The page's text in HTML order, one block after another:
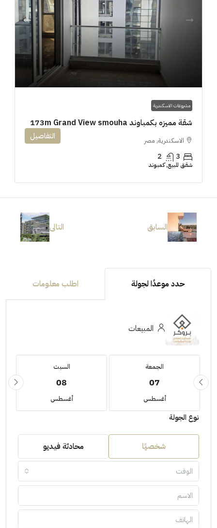
مشروعات الاسكندرية
شقة مميزه بكمباوند 173m Grand View smouha
الاسكندرية, مصر
3
2
شقق للبيع, كمبوند
التفاصيل
السابق التالى
حدد موعدًا لجولة اطلب معلومات
المبيعات
الجمعة
07
أغسطس
السبت
08
أغسطس
نوع الجولة
شخصيًا محادثة فيديو
الوقت